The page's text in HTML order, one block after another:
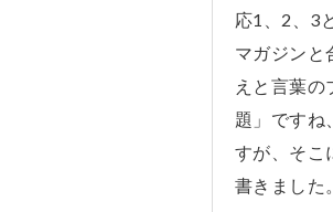
応1、2、3
マガジンと
えと言葉
題」ですね
すが、そこ
書きました。